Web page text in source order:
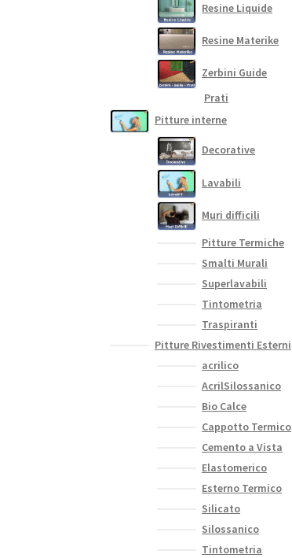
Resine Liquide
Resine Materike
Zerbini Guide
Prati
Pitture interne
Decorative
Lavabili
Muri difficili
Pitture Termiche
Smalti Murali
Superlavabili
Tintometria
Traspiranti
Pitture Rivestimenti Esterni
acrilico
AcrilSilossanico
Bio Calce
Cappotto Termico
Cemento a Vista
Elastomerico
Esterno Termico
Silicato
Silossanico
Tintometria